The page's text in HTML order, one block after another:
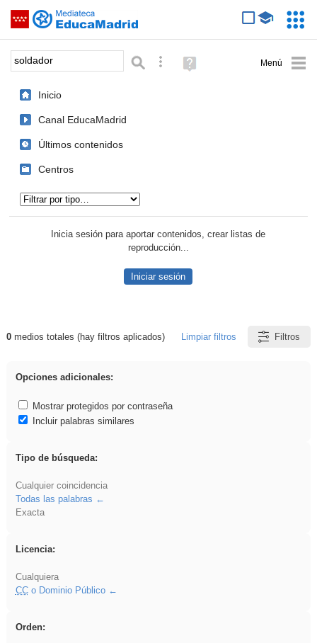
Saltar navegación
Palabra o frase: Búsqueda avanzada
Ayuda
(en
Inicio
Canal EducaMadrid
Últimos contenidos
Centros
Inicia sesión para aportar contenidos, crear listas de
reproducción...
Iniciar sesión
Resultados de: soldador
0medios totales (hay filtros aplicados) Limpiar filtros Filtros
Opciones adicionales:
Mostrar protegidos por contraseña
Incluir palabras similares
Tipo de búsqueda:
Cualquier coincidencia
Todas las palabras
Exacta
Licencia:
Cualquiera
CCo Dominio Público
Orden: